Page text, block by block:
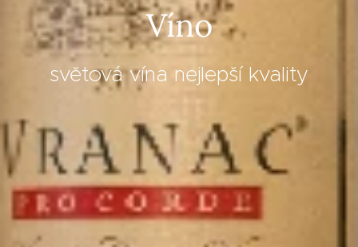
Víno
světová vína nejlepší kvality